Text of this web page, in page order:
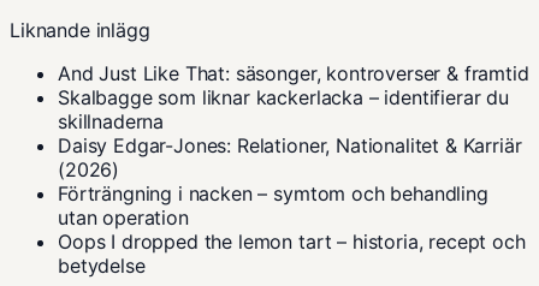
Liknande inlägg
And Just Like That: säsonger, kontroverser & framtid
Skalbagge som liknar kackerlacka – identifierar du
skillnaderna
Daisy Edgar-Jones: Relationer, Nationalitet & Karriär
(2026)
Förträngning i nacken – symtom och behandling
utan operation
Oops I dropped the lemon tart – historia, recept och
betydelse